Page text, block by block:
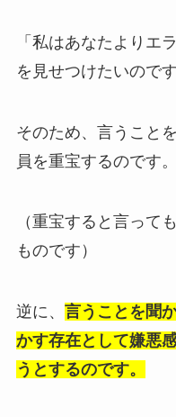
「私はあなたよりエ
を見せつけたいのです
そのため、言うこと
員を重宝するのです。
（重宝すると言って
ものです）
逆に、 言うことを聞
かす存在として嫌悪
うとするのです。